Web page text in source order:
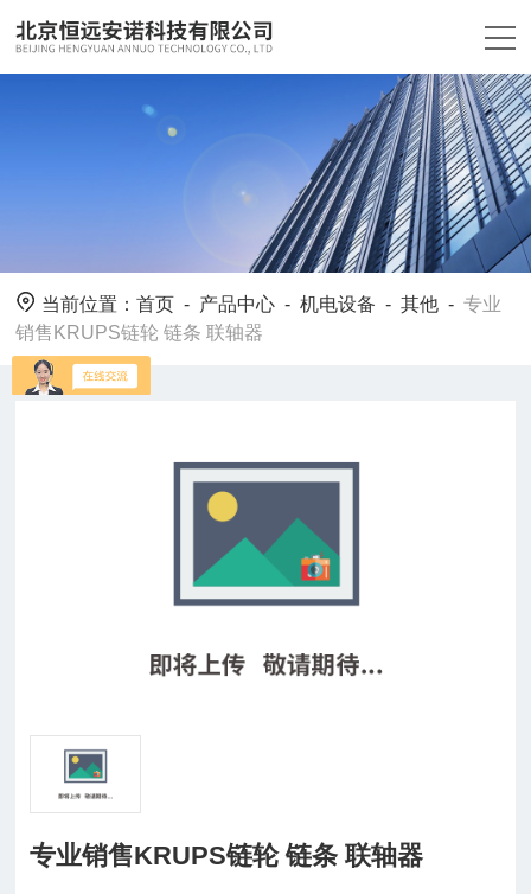
当前位置：首页 - 产品中心 -机电设备 -其他 -专业
销售KRUPS链轮 链条 联轴器
专业销售KRUPS链轮 链条 联轴器